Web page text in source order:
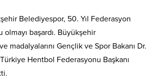
Belediyespor, 50. Yıl Federasyon
olmayı başardı. Büyükşehir
madalyalarını Gençlik ve Spor Bakanı Dr.
Hentbol Federasyonu Başkanı